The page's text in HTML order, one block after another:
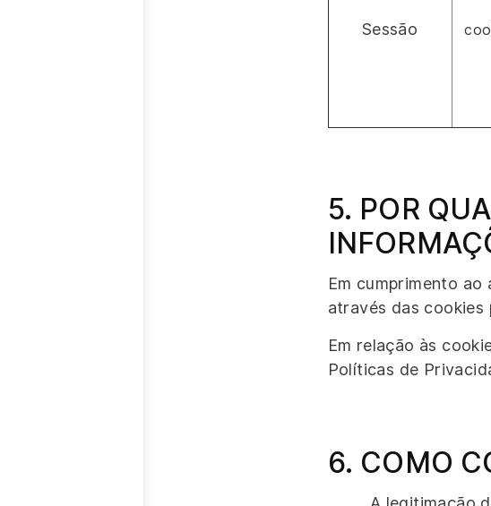
Sessão
5. POR
Em cumprimento
através das cookies
Em relação às
Políticas de
6. COMO